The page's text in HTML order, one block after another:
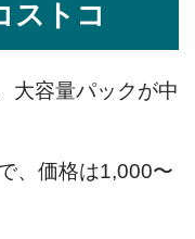
ストコ
大容量パックが中
、価格は1,000〜